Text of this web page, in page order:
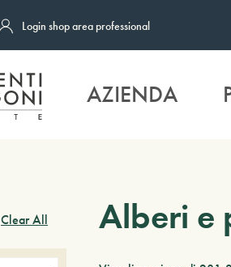
Login shop area professional
AZIENDA
Alberi e
Clear All